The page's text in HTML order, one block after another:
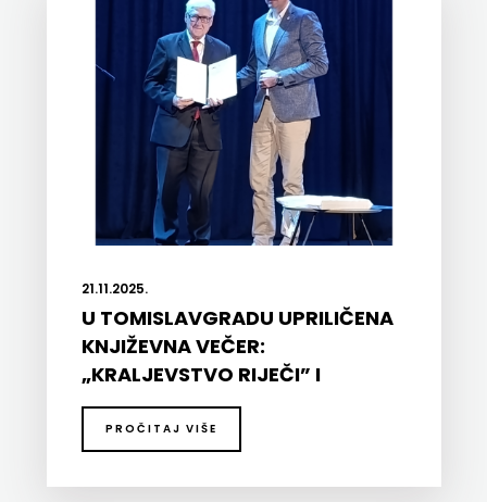
21.11.2025.
U TOMISLAVGRADU UPRILIČENA
KNJIŽEVNA VEČER:
„KRALJEVSTVO RIJEČI” I
DODIJELJENE NAGRADE MIRI
GAVRANU, LUDWIGU BAUERU I
BOŽIDARU PROSENJAKU ZA
NAJBOLJI POVIJESNI ROMAN U
PROČITAJ VIŠE